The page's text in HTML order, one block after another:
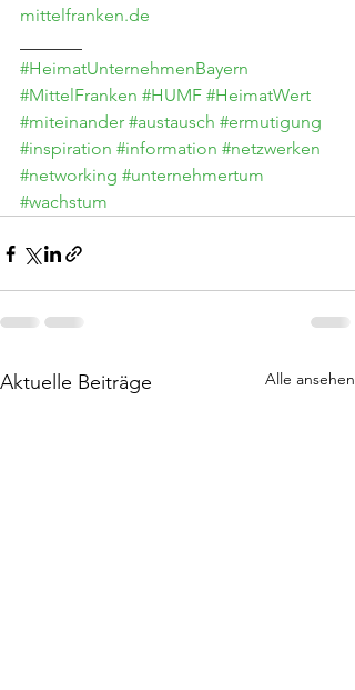
mittelfranken.de
#HeimatUnternehmenBayern
#MittelFranken #HUMF #HeimatWert
#miteinander #austausch #ermutigung
#inspiration #information #netzwerken
#networking #unternehmertum
#wachstum
Aktuelle Beiträge Alle ansehen